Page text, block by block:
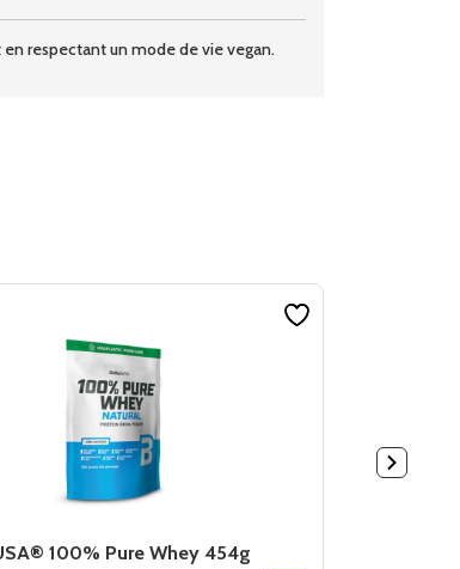
respectant un mode de vie vegan.
100% Pure Whey 454g